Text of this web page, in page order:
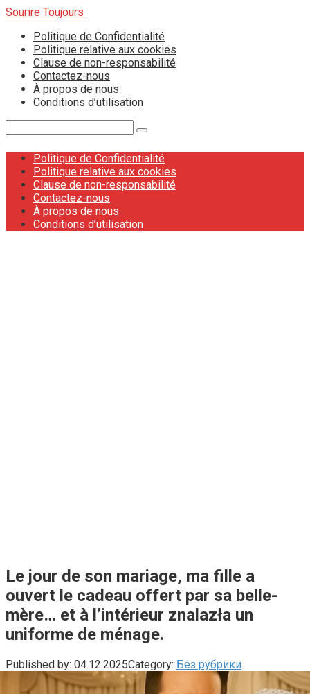
Skip
content
Sourire Toujours
Politique de Confidentialité
Politique relative aux cookies
Clause de non-responsabilité
Contactez-nous
À propos de nous
Conditions d’utilisation
Politique de Confidentialité
Politique relative aux cookies
Clause de non-responsabilité
Contactez-nous
À propos de nous
Conditions d’utilisation
Le jour de son mariage, ma fille a
ouvert le cadeau offert par sa belle-
mère… et à l’intérieur znalazła un
uniforme de ménage.
Published by: 04.12.2025Category: Без рубрики